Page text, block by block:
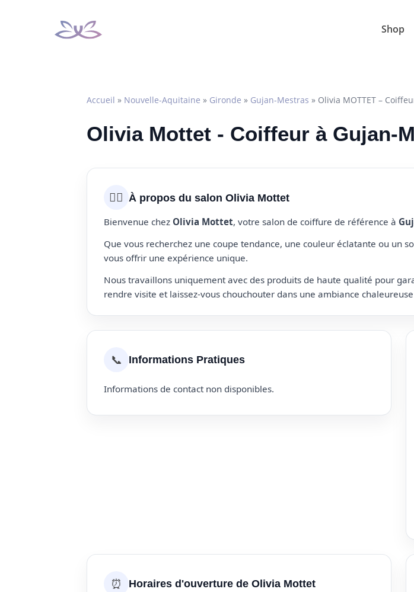
Shop
Accueil » Nouvelle-Aquitaine » Gironde » Gujan-Mestras » Olivia MOTTET –
Olivia Mottet - Coiffeur à Gujan-
💇‍♀️ À propos du salon Olivia Mottet
Bienvenue chez Olivia Mottet, votre salon de coiffure de référence à
Que vous recherchez une coupe tendance, une couleur éclatante ou un
vous offrir une expérience unique.
Nous travaillons uniquement avec des produits de haute qualité pour
rendre visite et laissez-vous chouchouter dans une ambiance
📞 Informations Pratiques
Informations de contact non disponibles.
⏰ Horaires d'ouverture de Olivia Mottet